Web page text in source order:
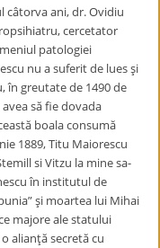
câtorva ani, dr. Ovidiu
cercetator
patologiei
nu a suferit de lues şi
în greutate de 1490 de
să fie dovada
boala consumă
1889, Titu Maiorescu
si Vitzu la mine sa-
în institutul de
şi moartea lui Mihai
majore ale statului
alianţă secretă cu